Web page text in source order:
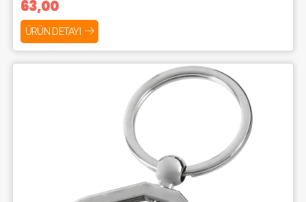
63,00
ÜRÜN DETAYI